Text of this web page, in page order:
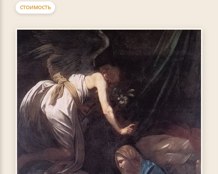
СТОИМОСТЬ